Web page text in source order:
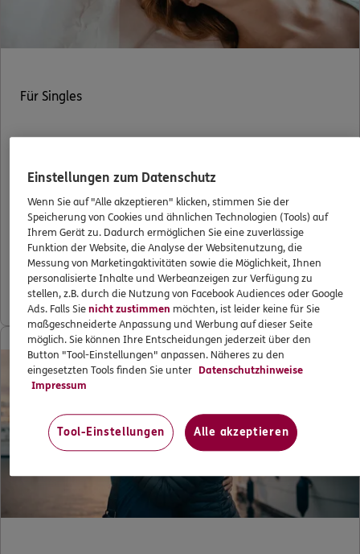
Für Singles
Sie will sofort zurück. Die Notrufzentrale der ERGO
Reiseversicherung hilft beim Umbuchen. Eine Nacht in
Buenos Aires, Transfer zum Airport und Umbuchung
des Fluges kosten ca. 2.300 €. Und Elke verpasst 8 Tage
ihrer Rundreise. ERGO erstattet ihr die Extrakosten –
plus den Wert der nicht genutzten Urlaubstage.
Einstellungen zum Datenschutz
Wenn Sie auf "Alle akzeptieren" klicken, stimmen Sie der
Speicherung von Cookies und ähnlichen Technologien (Tools) auf
Ihrem Gerät zu. Dadurch ermöglichen Sie eine zuverlässige
Funktion der Website, die Analyse der Websitenutzung, die
Messung von Marketingaktivitäten sowie die Möglichkeit, Ihnen
personalisierte Inhalte und Werbeanzeigen zur Verfügung zu
stellen, z.B. durch die Nutzung von Facebook Audiences oder Google
Ads. Falls Sienicht zustimmen möchten, ist leider keine für Sie
maßgeschneiderte Anpassung und Werbung auf dieser Seite
möglich. Sie können Ihre Entscheidungen jederzeit über den
Button "Tool-Einstellungen" anpassen. Näheres zu den
eingesetzten Tools finden Sie unter Datenschutzhinweise
Impressum
Tool-Einstellungen Alle akzeptieren